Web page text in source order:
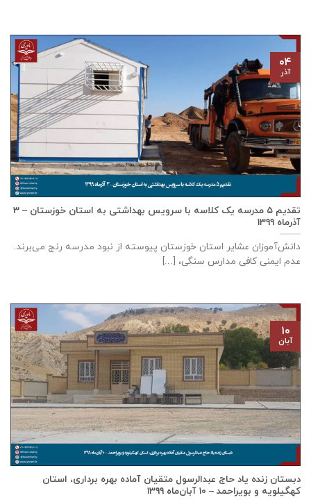
تقدیم ۵ مدرسه یک کلاسه با سرويس بهداشتی به استان خوزستان – ۳
آذر‌ماه ۱۳۹۹
دانش‌آموزان عشایر استان خوزستان پيوسته از نبود مدرسه رنج می‌برند.
عدم ایمنی کافی مدارس سنگی، [...]
۰۴
آذر
دبستان زنده ياد حاج عبدالرسول متقيان آماده بهره برداری، استان
كهگيلويه و بويراحمد – ۱۰ آبان‌ماه ۱۳۹۹
۱۰
آبان